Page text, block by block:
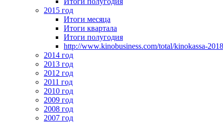
2015 год
Итоги месяца
Итоги квартала
Итоги полугодия
http://www.kinobusiness.com/total/kinokassa-
2014 год
2013 год
2012 год
2011 год
2010 год
2009 год
2008 год
2007 год